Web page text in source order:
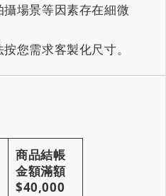
場景等因素存在細微
您需求客製化尺寸。
商品結帳
金額滿額
$40,000